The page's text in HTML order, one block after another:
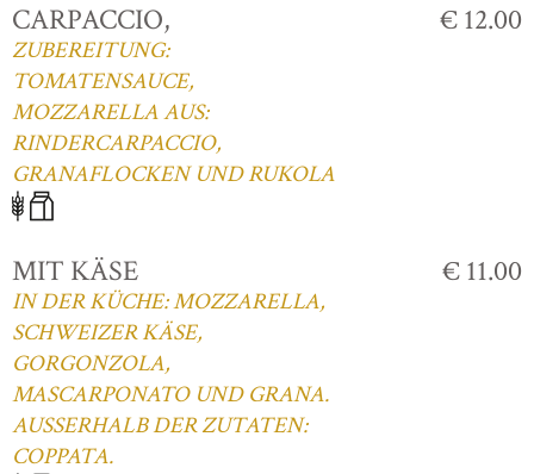
CARPACCIO,
ZUBEREITUNG:
TOMATENSAUCE,
MOZZARELLA AUS:
RINDERCARPACCIO,
GRANAFLOCKEN UND RUKOLA
€ 12.00
MIT KÄSE
IN DER KÜCHE: MOZZARELLA,
SCHWEIZER KÄSE,
GORGONZOLA,
MASCARPONATO UND GRANA.
AUSSERHALB DER ZUTATEN:
COPPATA.
€ 11.00